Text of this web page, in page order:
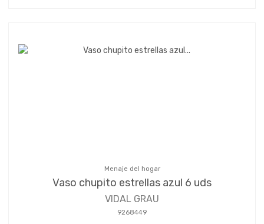
Menaje del hogar
Vaso chupito estrellas azul 6 uds
VIDAL GRAU
9268449